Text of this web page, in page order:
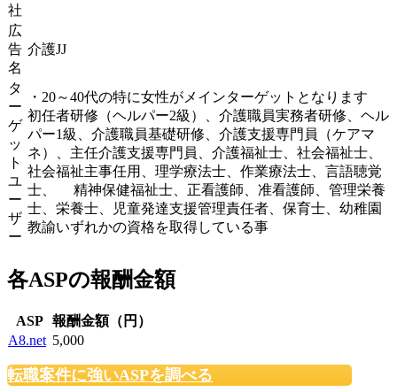
社
広
告
名
介護JJ
タ
ー
ゲ
ッ
ト
ユ
ー
ザ
ー
・20～40代の特に女性がメインターゲットとなります
初任者研修（ヘルパー2級）、介護職員実務者研修、ヘル
パー1級、介護職員基礎研修、介護支援専門員（ケアマ
ネ）、主任介護支援専門員、介護福祉士、社会福祉士、
社会福祉主事任用、理学療法士、作業療法士、言語聴覚
士、 精神保健福祉士、正看護師、准看護師、管理栄養
士、栄養士、児童発達支援管理責任者、保育士、幼稚園
教諭いずれかの資格を取得している事
各ASPの報酬金額
ASP
報酬金額（円）
A8.net 5,000
転職案件に強いASPを調べる